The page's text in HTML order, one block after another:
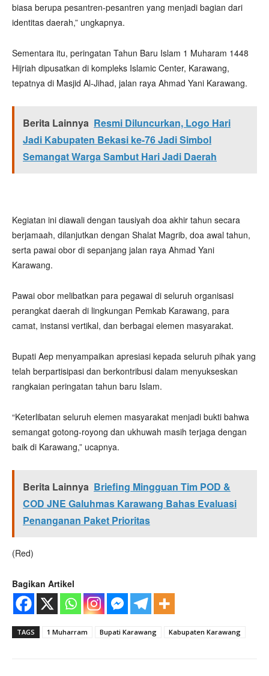
biasa berupa pesantren-pesantren yang menjadi bagian dari
identitas daerah,” ungkapnya.
Sementara itu, peringatan Tahun Baru Islam 1 Muharam 1448
Hijriah dipusatkan di kompleks Islamic Center, Karawang,
tepatnya di Masjid Al-Jihad, jalan raya Ahmad Yani Karawang.
Berita Lainnya Resmi Diluncurkan, Logo Hari
Jadi Kabupaten Bekasi ke-76 Jadi Simbol
Semangat Warga Sambut Hari Jadi Daerah
Kegiatan ini diawali dengan tausiyah doa akhir tahun secara
berjamaah, dilanjutkan dengan Shalat Magrib, doa awal tahun,
serta pawai obor di sepanjang jalan raya Ahmad Yani
Karawang.
Pawai obor melibatkan para pegawai di seluruh organisasi
perangkat daerah di lingkungan Pemkab Karawang, para
camat, instansi vertikal, dan berbagai elemen masyarakat.
Bupati Aep menyampaikan apresiasi kepada seluruh pihak yang
telah berpartisipasi dan berkontribusi dalam menyukseskan
rangkaian peringatan tahun baru Islam.
“Keterlibatan seluruh elemen masyarakat menjadi bukti bahwa
semangat gotong-royong dan ukhuwah masih terjaga dengan
baik di Karawang,” ucapnya.
Berita Lainnya Briefing Mingguan Tim POD &
COD JNE Galuhmas Karawang Bahas Evaluasi
Penanganan Paket Prioritas
(Red)
Bagikan Artikel
TAGS 1 Muharram Bupati Karawang Kabupaten Karawang